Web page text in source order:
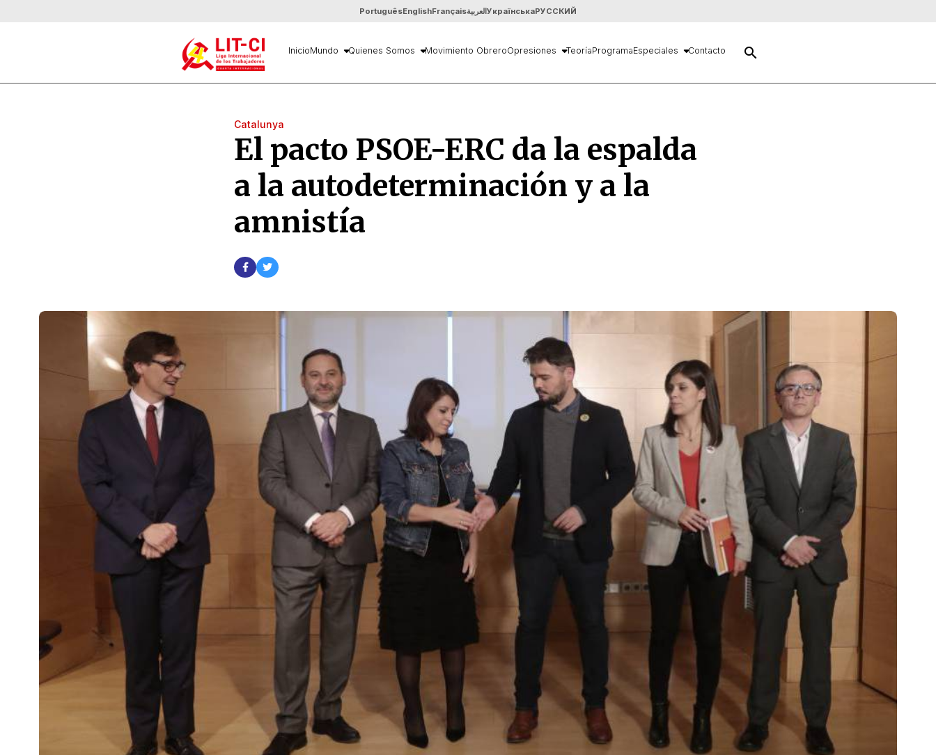
PortuguêsEnglishFrançaisالعربيةУкраїнськаРУССКИЙ
InicioMundo Quienes Somos Movimiento ObreroOpresiones TeoríaProgramaEspeciales Contacto search
Catalunya
El pacto PSOE-ERC da la espalda
a la autodeterminación y a la
amnistía